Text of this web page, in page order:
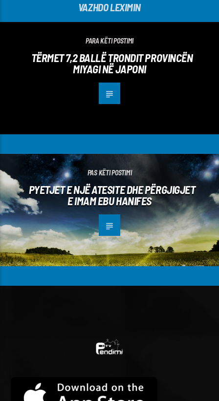
VAZHDO LEXIMIN
PARA KËTI POSTIMI
TËRMET 7,2 BALLË TRONDIT PROVINCËN
MIYAGI NË JAPONI
PAS KËTI POSTIMI
PYETJET E NJË ATESITE DHE PËRGJIGJET
E IMAM EBU HANIFES